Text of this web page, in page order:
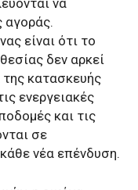
αγοράς.
είναι ότι το
δεν αρκεί
κατασκευής
ενεργειακές
και τις
σε
νέα επένδυση.